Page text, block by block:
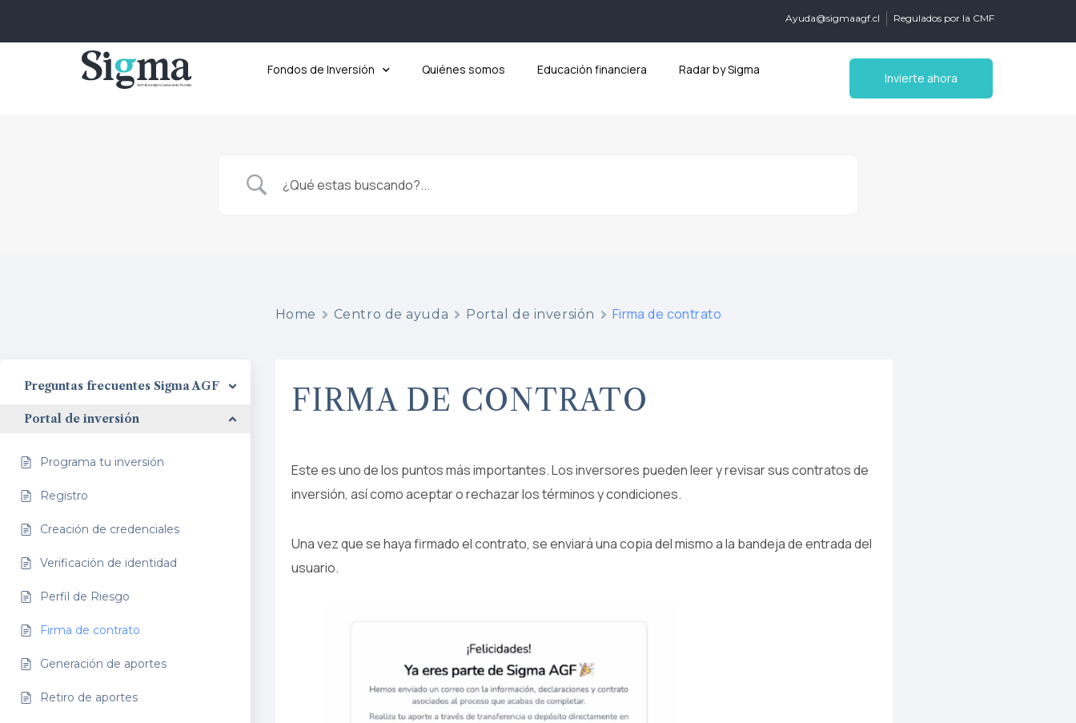
Ayuda@sigmaagf.cl Regulados por la CMF
Fondos de Inversión Quiénes somos Educación financiera Radar by Sigma
Invierte ahora
Preguntas frecuentes Sigma AGF
Portal de inversión
Programa tu inversión
Registro
Creación de credenciales
Verificación de identidad
Perfil de Riesgo
Firma de contrato
Generación de aportes
Retiro de aportes
Home Centro de ayuda Portal de inversión Firma de contrato
FIRMA DE CONTRATO
Este es uno de los puntos más importantes. Los inversores pueden leer y revisar sus contratos de
inversión, así como aceptar o rechazar los términos y condiciones.
Una vez que se haya firmado el contrato, se enviará una copia del mismo a la bandeja de entrada del
usuario.